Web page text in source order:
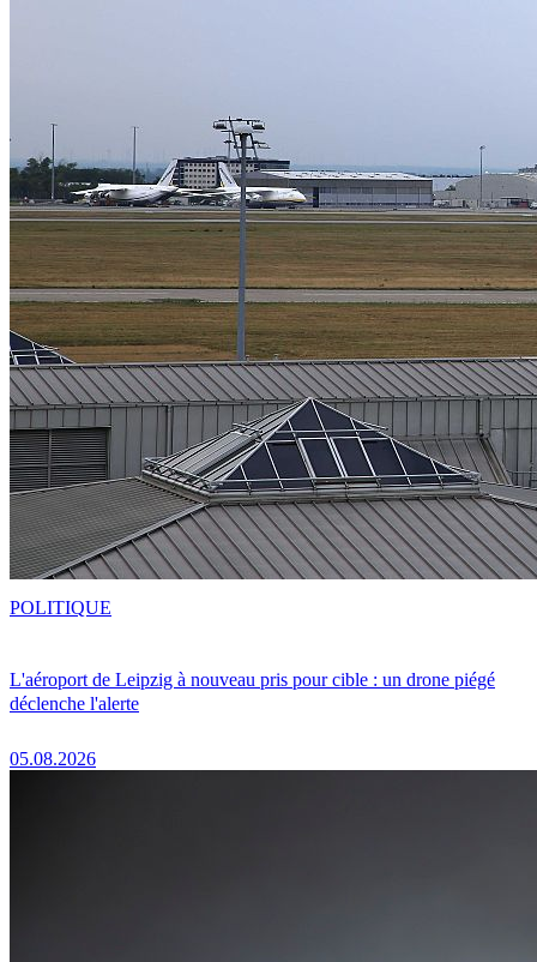
L'aéroport de Leipzig à nouveau pris pour cible : un drone piégé
déclenche l'alerte
05.08.2026
POLITIQUE